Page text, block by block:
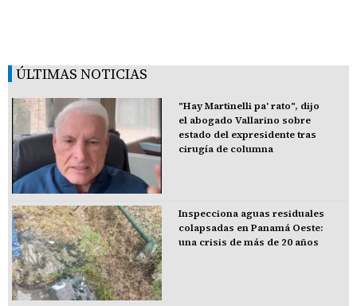
ÚLTIMAS NOTICIAS
"Hay Martinelli pa' rato", dijo
el abogado Vallarino sobre
estado del expresidente tras
cirugía de columna
Inspecciona aguas residuales
colapsadas en Panamá Oeste:
una crisis de más de 20 años